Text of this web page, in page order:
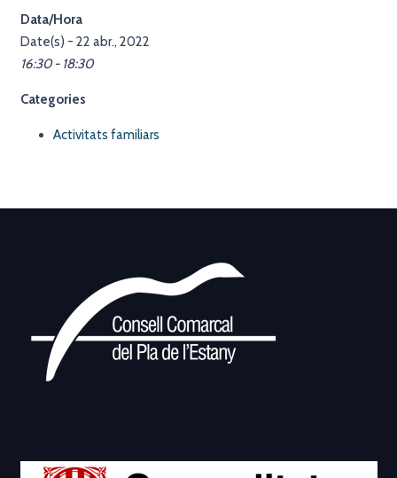
Data/Hora
Date(s) - 22 abr., 2022
16:30 - 18:30
Categories
Activitats familiars